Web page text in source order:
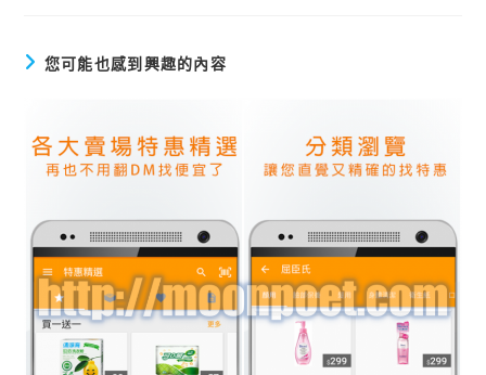
您可能也感到興趣的內容